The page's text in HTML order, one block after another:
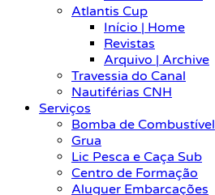
Atlantis Cup
Início | Home
Revistas
Arquivo | Archive
Travessia do Canal
Nautiférias CNH
Serviços
Bomba de Combustível
Grua
Lic Pesca e Caça Sub
Centro de Formação
Aluguer Embarcações